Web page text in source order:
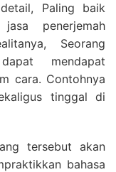
Paling baik
penerjemah
Seorang
mendapat
cara. Contohnya
tinggal di
tersebut akan
bahasa